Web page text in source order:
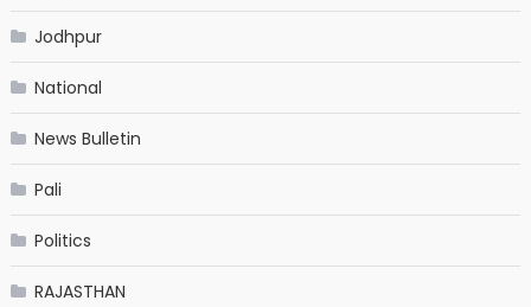
Jodhpur
National
News Bulletin
Pali
Politics
RAJASTHAN